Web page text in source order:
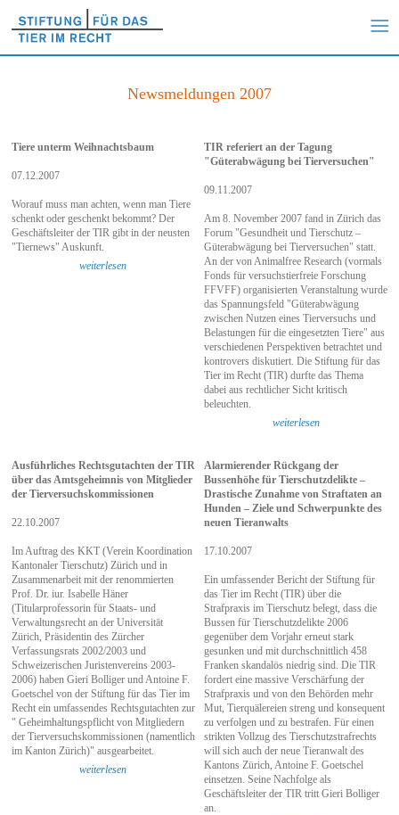
Newsmeldungen 2007
Tiere unterm Weihnachtsbaum
07.12.2007
Worauf muss man achten, wenn man Tiere
schenkt oder geschenkt bekommt? Der
Geschäftsleiter der TIR gibt in der neusten
"Tiernews" Auskunft.
weiterlesen
TIR referiert an der Tagung
"Güterabwägung bei Tierversuchen"
09.11.2007
Am 8. November 2007 fand in Zürich das
Forum "Gesundheit und Tierschutz –
Güterabwägung bei Tierversuchen" statt.
An der von Animalfree Research (vormals
Fonds für versuchstierfreie Forschung
FFVFF) organisierten Veranstaltung wurde
das Spannungsfeld "Güterabwägung
zwischen Nutzen eines Tierversuchs und
Belastungen für die eingesetzten Tiere" aus
verschiedenen Perspektiven betrachtet und
kontrovers diskutiert. Die Stiftung für das
Tier im Recht (TIR) durfte das Thema
dabei aus rechtlicher Sicht kritisch
beleuchten.
weiterlesen
Ausführliches Rechtsgutachten der TIR
über das Amtsgeheimnis von Mitglieder
der Tierversuchskommissionen
22.10.2007
Im Auftrag des KKT (Verein Koordination
Kantonaler Tierschutz) Zürich und in
Zusammenarbeit mit der renommierten
Prof. Dr. iur. Isabelle Häner
(Titularprofessorin für Staats- und
Verwaltungsrecht an der Universität
Zürich, Präsidentin des Zürcher
Verfassungsrats 2002/2003 und
Schweizerischen Juristenvereins 2003-
2006) haben Gieri Bolliger und Antoine F.
Goetschel von der Stiftung für das Tier im
Recht ein umfassendes Rechtsgutachten zur
" Geheimhaltungspflicht von Mitgliedern
der Tierversuchskommissionen (namentlich
im Kanton Zürich)" ausgearbeitet.
weiterlesen
Alarmierender Rückgang der
Bussenhöhe für Tierschutzdelikte –
Drastische Zunahme von Straftaten an
Hunden – Ziele und Schwerpunkte des
neuen Tieranwalts
17.10.2007
Ein umfassender Bericht der Stiftung für
das Tier im Recht (TIR) über die
Strafpraxis im Tierschutz belegt, dass die
Bussen für Tierschutzdelikte 2006
gegenüber dem Vorjahr erneut stark
gesunken und mit durchschnittlich 458
Franken skandalös niedrig sind. Die TIR
fordert eine massive Verschärfung der
Strafpraxis und von den Behörden mehr
Mut, Tierquälereien streng und konsequent
zu verfolgen und zu bestrafen. Für einen
strikten Vollzug des Tierschutzstrafrechts
will sich auch der neue Tieranwalt des
Kantons Zürich, Antoine F. Goetschel
einsetzen. Seine Nachfolge als
Geschäftsleiter der TIR tritt Gieri Bolliger
an.